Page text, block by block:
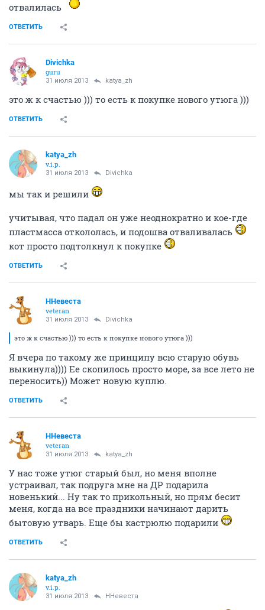
отвалилась
ОТВЕТИТЬ
Divichka
guru
31 июля 2013 katya_zh
это ж к счастью ))) то есть к покупке нового утюга )))
ОТВЕТИТЬ
katya_zh
v.i.p.
31 июля 2013 Divichka
мы так и решили
учитывая, что падал он уже неоднократно и кое-где
пластмасса откололась, и подошва отваливалась
кот просто подтолкнул к покупке
ОТВЕТИТЬ
ННевеста
veteran
31 июля 2013 Divichka
это ж к счастью ))) то есть к покупке нового утюга )))
Я вчера по такому же принципу всю старую обувь
выкинула)))) Ее скопилось просто море, за все лето не
переносить)) Может новую куплю.
ОТВЕТИТЬ
ННевеста
veteran
31 июля 2013 katya_zh
У нас тоже утюг старый был, но меня вполне
устраивал, так подруга мне на ДР подарила
новенький... Ну так то прикольный, но прям бесит
меня, когда на все праздники начинают дарить
бытовую утварь. Еще бы кастрюлю подарили
ОТВЕТИТЬ
katya_zh
v.i.p.
31 июля 2013 ННевеста